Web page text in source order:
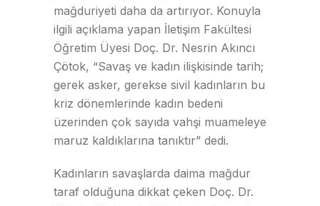
mağduriyeti daha da artırıyor. Konuyla
ilgili açıklama yapan İletişim Fakültesi
Öğretim Üyesi Doç. Dr. Nesrin Akıncı
Çötok, “Savaş ve kadın ilişkisinde tarih;
gerek asker, gerekse sivil kadınların bu
kriz dönemlerinde kadın bedeni
üzerinden çok sayıda vahşi muameleye
maruz kaldıklarına tanıktır” dedi.
Kadınların savaşlarda daima mağdur
taraf olduğuna dikkat çeken Doç. Dr.